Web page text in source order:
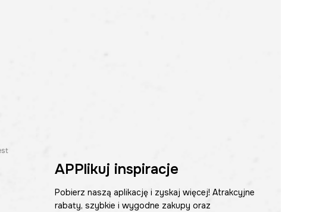
APPlikuj inspiracje
Pobierz naszą aplikację i zyskaj więcej! Atrakcyjne
rabaty, szybkie i wygodne zakupy oraz